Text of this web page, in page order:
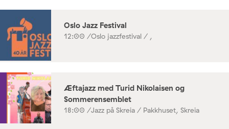
Oslo Jazz Festival
12:00 /Oslo jazzfestival / ,
Æftajazz med Turid Nikolaisen og
Sommerensemblet
18:00 /Jazz på Skreia / Pakkhuset, Skreia